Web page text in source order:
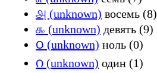
௮ (unknown) восемь (8)
௯ (unknown) девять (9)
౦ (unknown) ноль (0)
౧ (unknown) один (1)